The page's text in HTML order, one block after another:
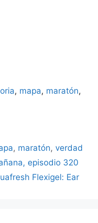
, mapa, maratón,
, maratón,verdad
episodio 320
Flexigel: Ear